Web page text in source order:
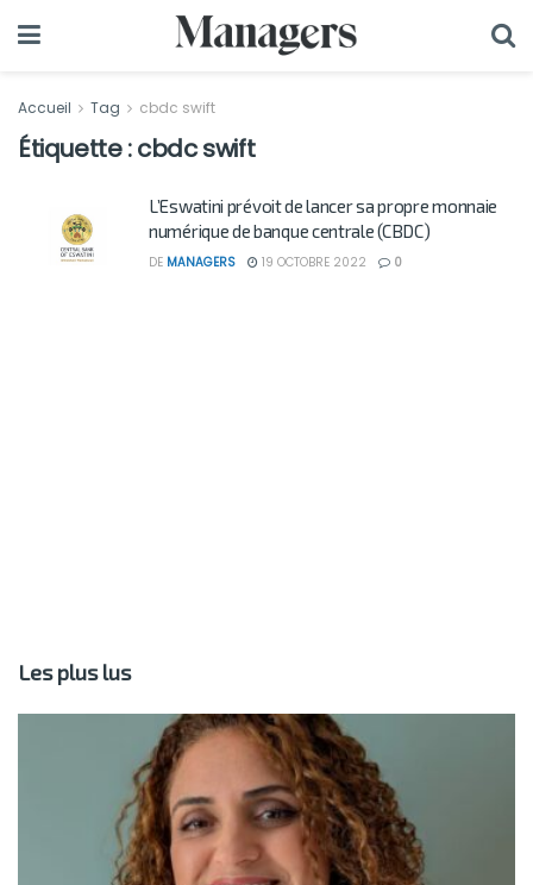
Accueil Tag cbdc swift
Étiquette :cbdc swift
L’Eswatini prévoit de lancer sa propre monnaie
numérique de banque centrale (CBDC)
DE MANAGERS 19 OCTOBRE 2022 0
Les plus lus